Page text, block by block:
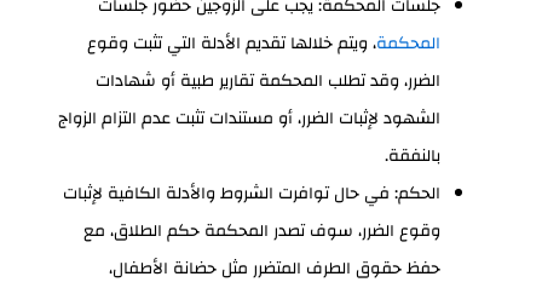
المحكمة، ويتم خلالها تقديم الأدلة التي تثبت وقوع
الضرر، وقد تطلب المحكمة تقارير طبية أو شهادات
الشهود لإثبات الضرر، أو مستندات تثبت عدم التزام الزواج
بالنفقة.
الحكم: في حال توافرت الشروط والأدلة الكافية لإثبات
وقوع الضرر، سوف تصدر المحكمة حكم الطلاق، مع
حفظ حقوق الطرف المتضرر مثل حضانة الأطفال،